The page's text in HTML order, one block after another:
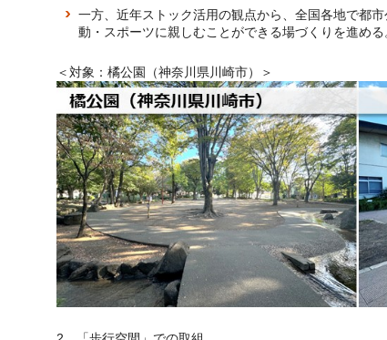
一方、近年ストック活用の観点から、全国各地で都
動・スポーツに親しむことができる場づくりを進める
＜対象：橘公園（神奈川県川崎市）＞